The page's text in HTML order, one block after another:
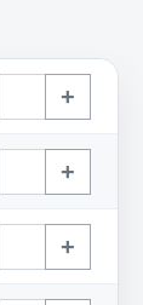
+
+
+